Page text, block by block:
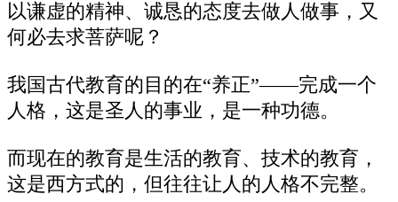
以谦虚的精神、诚恳的态度去做人做事，又
何必去求菩萨呢？
我国古代教育的目的在“养正”——完成一个
人格，这是圣人的事业，是一种功德。
而现在的教育是生活的教育、技术的教育，
这是西方式的，但往往让人的人格不完整。